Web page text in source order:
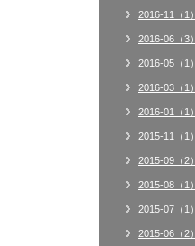
2016-11（1）
2016-06（3）
2016-05（1）
2016-03（1）
2016-01（1）
2015-11（1）
2015-09（2）
2015-08（1）
2015-07（1）
2015-06（2）